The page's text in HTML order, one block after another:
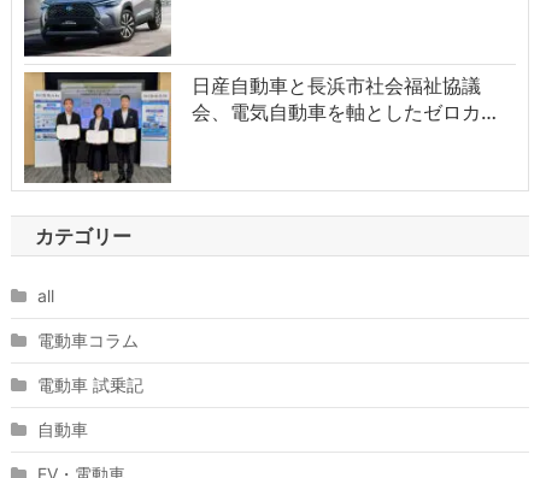
日産自動車と長浜市社会福祉協議
会、電気自動車を軸としたゼロカ…
カテゴリー
all
電動車コラム
電動車 試乗記
自動車
EV・電動車